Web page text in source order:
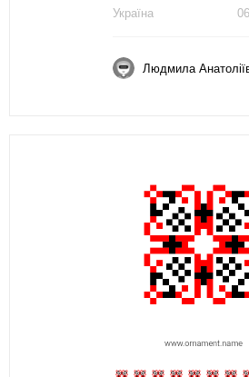
Україна
Людмила